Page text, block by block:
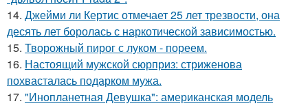
14. Джейми ли Кертис отмечает 25 лет трезвости, она
десять лет боролась с наркотической зависимостью.
15. Творожный пирог с луком - пореем.
16. Настоящий мужской сюрприз: стриженова
похвасталась подарком мужа.
17. "Инопланетная Девушка": американская модель